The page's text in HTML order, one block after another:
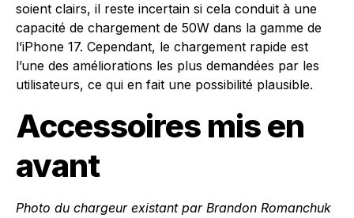
soient clairs, il reste incertain si cela conduit à une
capacité de chargement de 50W dans la gamme de
l’iPhone 17. Cependant, le chargement rapide est
l’une des améliorations les plus demandées par les
utilisateurs, ce qui en fait une possibilité plausible.
Accessoires mis en
avant
Photo du chargeur existant par Brandon Romanchuk